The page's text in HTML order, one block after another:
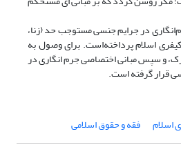
در جرایم جنسی مستوجب حد (زنا،
اسلام پرداخته‌است. برای وصول به
و سپس مبانی اختصاصی جرم انگاری در
قرار گرفته است.
اسلام فقه و حقوق اسلامی